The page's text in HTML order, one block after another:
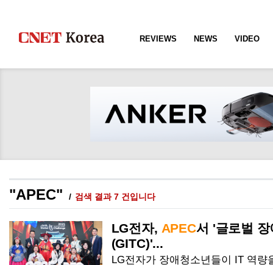
REVIEWS NEWS VIDEO
"APEC" 검색 결과 7 건입니다
LG전자, APEC서 '글로벌
(GITC)'...
LG전자가 장애청소년들이 IT 역량